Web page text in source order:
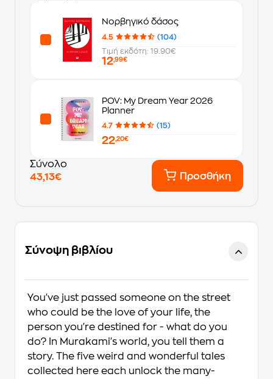
Νορβηγικό δάσος
4.5
(104)
Τιμή εκδότη: 19.90€
12,99€
POV: My Dream Year 2026
Planner
4.7 (15)
22,20€
Σύνολο
43,13€
Προσθήκη
Σύνοψη βιβλίου
You've just passed someone on the street
who could be the love of your life, the
person you're destined for - what do you
do? In Murakami's world, you tell them a
story. The five weird and wonderful tales
collected here each unlock the many-